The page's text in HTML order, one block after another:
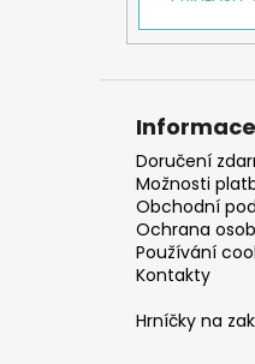
Doručení
Možnosti
Obchodní
Ochrana
Používání
Kontakty
Hrníčky na